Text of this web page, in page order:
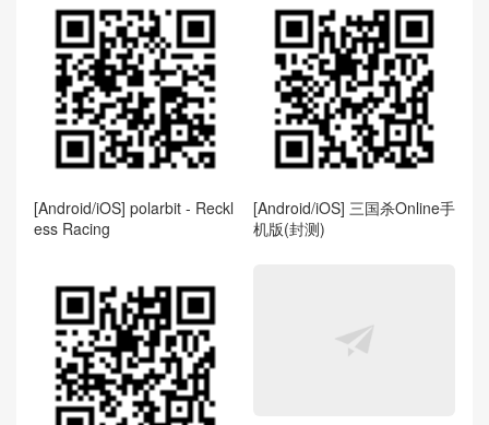
[Android/iOS] polarbit - Reckl
ess Racing
[Android/iOS] 三国杀Online手
机版(封测)